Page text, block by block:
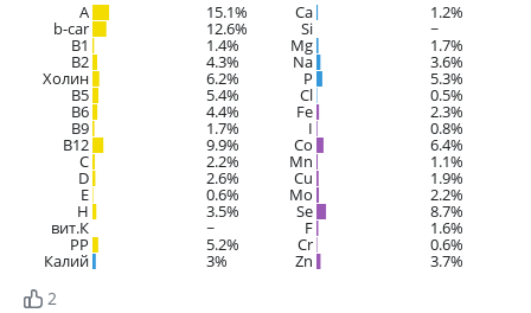
A
15.1%
b-car 12.6%
В1 1.4%
B2 4.3%
Холин 6.2%
B5 5.4%
B6 4.4%
B9 1.7%
B12 9.9%
C 2.2%
D 2.6%
E 0.6%
H 3.5%
вит.К ~
PP 5.2%
Калий 3%
Ca 1.2%
Si ~
Mg 1.7%
Na 3.6%
P 5.3%
Cl 0.5%
Fe 2.3%
I 0.8%
Co 6.4%
Mn 1.1%
Cu 1.9%
Mo 2.2%
Se 8.7%
F 1.6%
Cr 0.6%
Zn 3.7%
2